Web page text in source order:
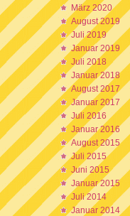
März 2020
August 2019
Juli 2019
Januar 2019
Juli 2018
Januar 2018
August 2017
Januar 2017
Juli 2016
Januar 2016
August 2015
Juli 2015
Juni 2015
Januar 2015
Juli 2014
Januar 2014